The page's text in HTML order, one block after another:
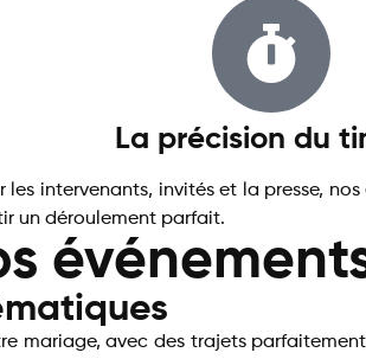
La précision du
intervenants, invités et la presse,
un déroulement parfait.
mariage, avec des trajets